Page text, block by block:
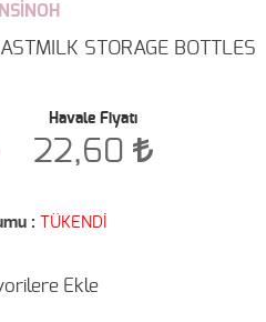
STORAGE BOTTLES
Havale Fiyatı
22,60
: TÜKENDİ
Ekle